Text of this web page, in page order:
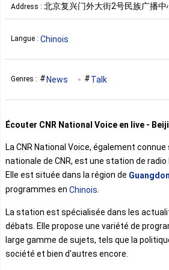
Address : 北京复兴门外大街2号民族广播
Chine
Langue : Chinois
Genres : News Talk
Écouter CNR National Voice en live -
La CNR National Voice, également
nationale de CNR, est une station de radio
Elle est située dans la région de
programmes en Chinois
La station est spécialisée dans les
débats. Elle propose une variété de
large gamme de sujets, tels que la
société et bien d'autres encore.